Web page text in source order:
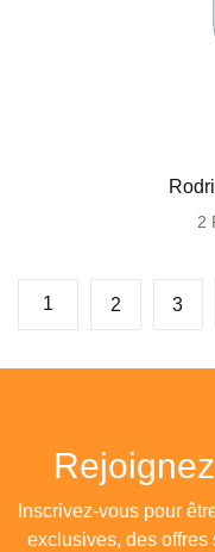
2
1 2 3
Inscrivez-vous pour
exclusives, des